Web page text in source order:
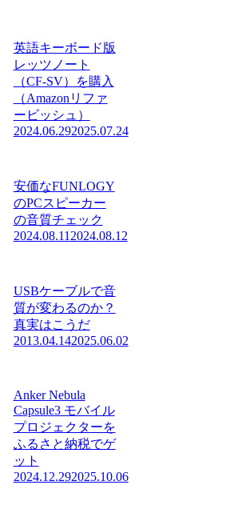
英語キーボード版
レッツノート
（CF-SV）を購入
（Amazonリファ
ービッシュ）
2024.06.292025.07.24
安価なFUNLOGY
のPCスピーカー
の音質チェック
2024.08.11 2024.08.12
USBケーブルで音
質が変わるのか？
真実はこうだ
2013.04.142025.06.02
Anker Nebula
Capsule3 モバイル
プロジェクターを
ふるさと納税でゲ
ット
2024.12.292025.10.06